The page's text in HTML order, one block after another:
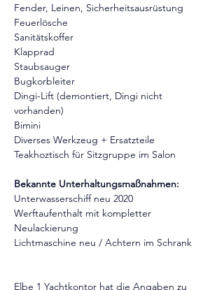
Fender, Leinen, Sicherheitsausrüstung
Feuerlösche
Sanitätskoffer
Klapprad
Staubsauger
Bugkorbleiter
Dingi-Lift (demontiert, Dingi nicht
vorhanden)
Bimini
Diverses Werkzeug + Ersatzteile
Teakhoztisch für Sitzgruppe im Salon
Bekannte Unterhaltungsmaßnahmen:
Unterwasserschiff neu 2020
Werftaufenthalt mit kompletter
Neulackierung
Lichtmaschine neu / Achtern im Schrank
Elbe 1 Yachtkontor hat die Angaben zu